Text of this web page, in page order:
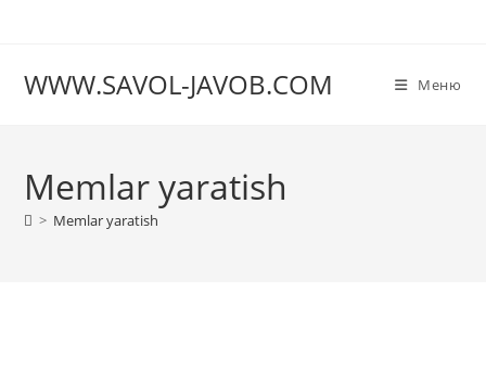
WWW.SAVOL-JAVOB.COM Меню
Memlar yaratish
> Memlar yaratish